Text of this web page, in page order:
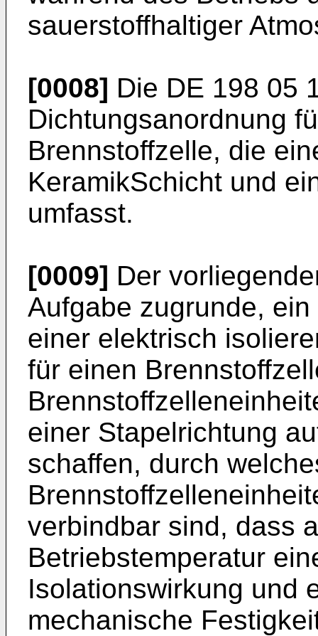
sauerstoffhaltiger
[0008] Die DE 198 05
Dichtungsanordnung
Brennstoffzelle, die
KeramikSchicht und
umfasst.
[0009] Der
Aufgabe zugrunde,
einer elektrisch
für einen
einer Stapelrichtung
schaffen, durch
verbindbar sind, dass
Betriebstemperatur
Isolationswirkung und
mechanische